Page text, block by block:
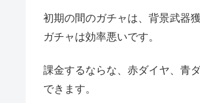
初期の間のガチャは、背景武器
ガチャは効率悪いです。
課金するならな、赤ダイヤ、青
できます。